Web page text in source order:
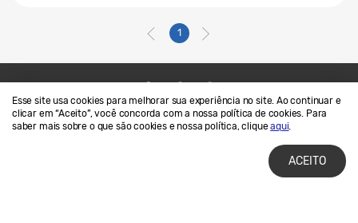
Esse site usa cookies para melhorar sua experiência no site. Ao continuar e
clicar em “Aceito”, você concorda com a nossa política de cookies. Para
saber mais sobre o que são cookies e nossa política, cliqueaqui.
ACEITO
1
Contato
SAMSUNG.COM
Termos de Uso
Privacidade e Cookies